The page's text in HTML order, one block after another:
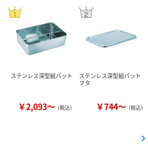
ステンレス深型組バット
￥2,093～ （税込）
ステンレス深型組バット
フタ
￥744～ （税込）